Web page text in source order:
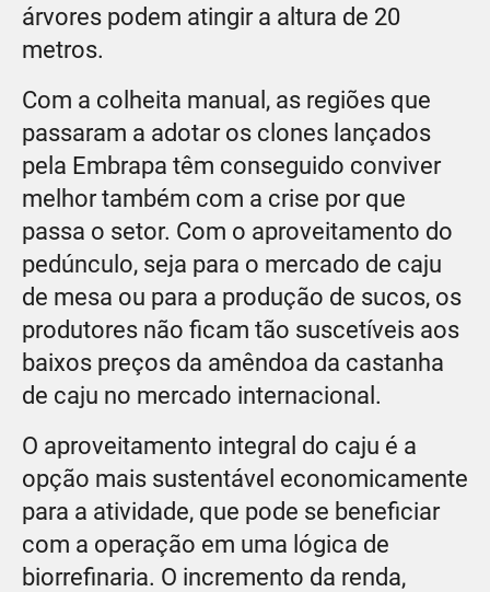
árvores podem atingir a altura de 20
metros.
Com a colheita manual, as regiões que
passaram a adotar os clones lançados
pela Embrapa têm conseguido conviver
melhor também com a crise por que
passa o setor. Com o aproveitamento do
pedúnculo, seja para o mercado de caju
de mesa ou para a produção de sucos, os
produtores não ficam tão suscetíveis aos
baixos preços da amêndoa da castanha
de caju no mercado internacional.
O aproveitamento integral do caju é a
opção mais sustentável economicamente
para a atividade, que pode se beneficiar
com a operação em uma lógica de
biorrefinaria. O incremento da renda,